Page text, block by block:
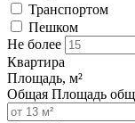
Транспортом
Пешком
Не более
Квартира
Площадь, м²
Общая Площадь